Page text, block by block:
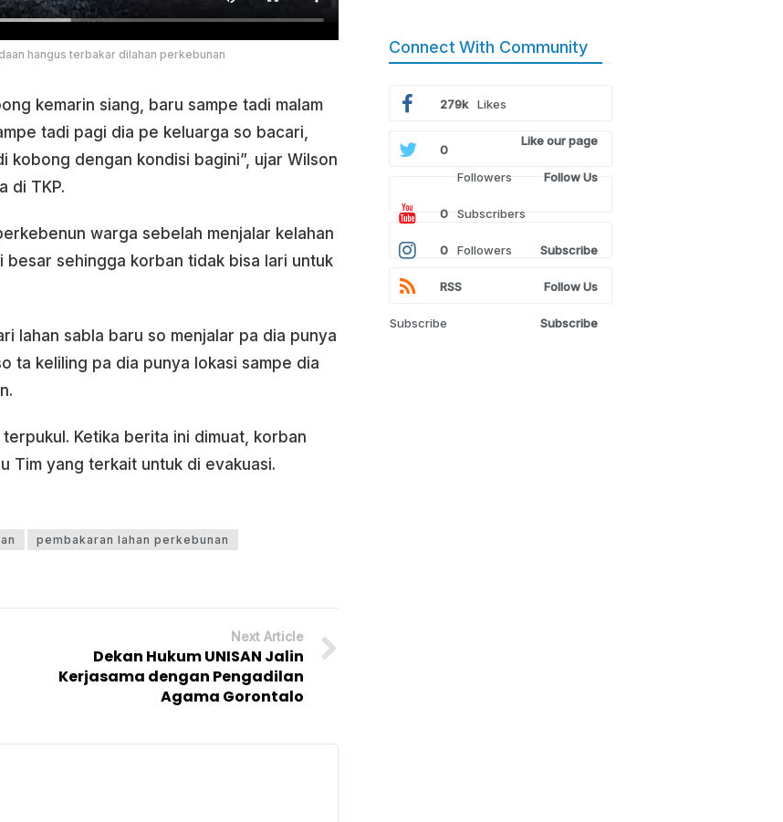
hangus terbakar dilahan perkebunan
kemarin siang, baru sampe tadi malam
tadi pagi dia pe keluarga so bacari,
kobong dengan kondisi bagini”, ujar Wilson
di TKP.
warga sebelah menjalar kelahan
sehingga korban tidak bisa lari untuk
lahan sabla baru so menjalar pa dia punya
ta keliling pa dia punya lokasi sampe dia
Ketika berita ini dimuat, korban
Tim yang terkait untuk di evakuasi.
pembakaran lahan perkebunan
Next Article
Dekan Hukum UNISAN Jalin
Kerjasama dengan Pengadilan
Agama Gorontalo
Connect With Community
279k Likes
Like our page
0
Followers
Follow Us
0 Subscribers
Subscribe
0 Followers
Follow Us
RSS
Subscribe Subscribe